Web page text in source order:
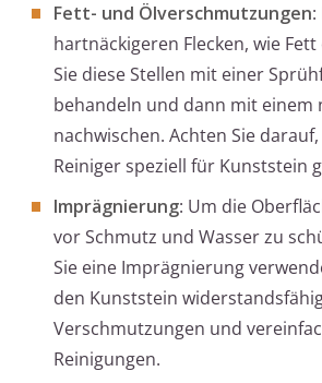
Fett- und Ölverschmutzungen:
hartnäckigeren Flecken, wie
Sie diese Stellen mit einer
behandeln und dann mit einem
nachwischen. Achten Sie
Reiniger speziell für Kunststein
Imprägnierung: Um die
vor Schmutz und Wasser zu
Sie eine Imprägnierung
den Kunststein
Verschmutzungen und
Reinigungen.